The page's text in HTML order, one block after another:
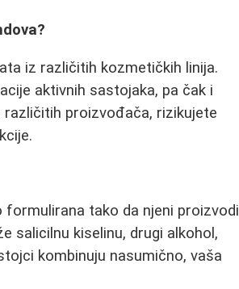
iz različitih kozmetičkih linija.
aktivnih sastojaka, pa čak i
različitih proizvođača, rizikujete
formulirana tako da njeni proizvodi
salicilnu kiselinu, drugi alkohol,
kombinuju nasumično, vaša